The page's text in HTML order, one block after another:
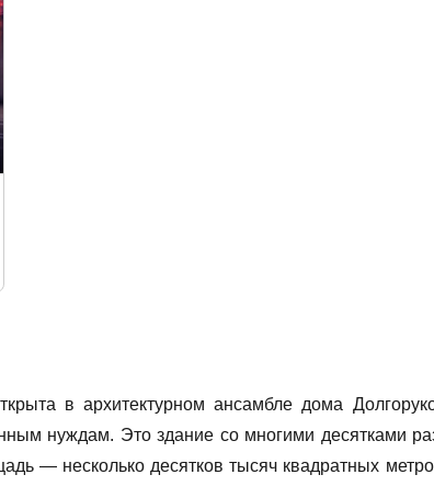
в архитектурном ансамбле дома
нуждам. Это здание со многими десятками
— несколько десятков тысяч квадратных